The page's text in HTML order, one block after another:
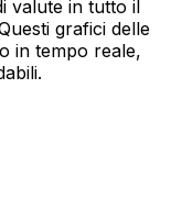
valute in tutto il
grafici delle
in tempo reale,